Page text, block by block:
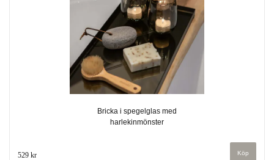
Bricka i spegelglas med
harlekinmönster
529 kr